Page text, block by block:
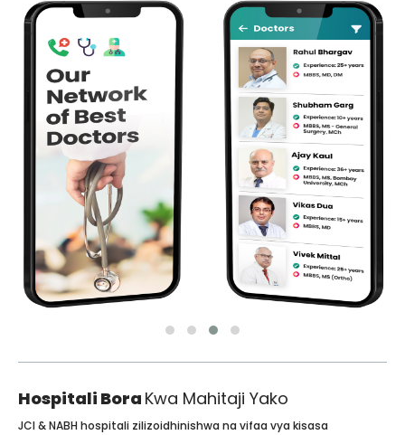
Hospitali Bora Kwa Mahitaji Yako
JCI & NABH hospitali zilizoidhinishwa na vifaa vya kisasa